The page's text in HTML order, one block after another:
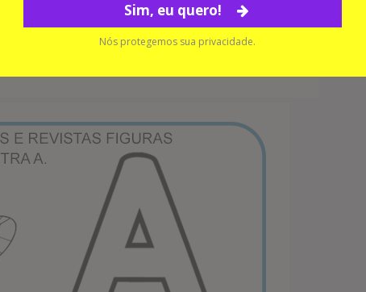
Sim, eu quero!
Nós protegemos sua privacidade.